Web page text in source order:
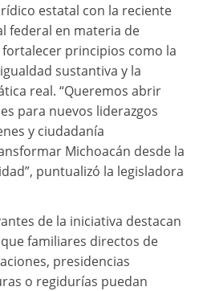
estatal con la reciente
federal en materia de
principios como la
sustantiva y la
real. “Queremos abrir
para nuevos liderazgos
y ciudadanía
Michoacán desde la
puntualizó la legisladora
de la iniciativa destacan
familiares directos de
presidencias
o regidurías puedan